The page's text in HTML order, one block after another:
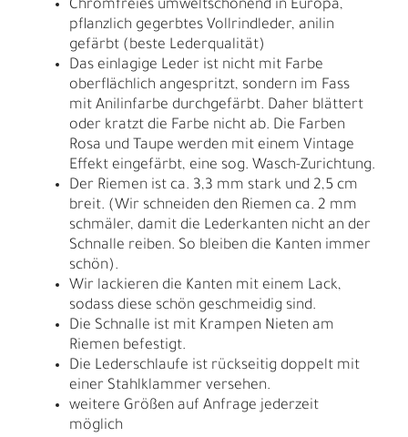
Chromfreies umweltschonend in Europa,
pflanzlich gegerbtes Vollrindleder, anilin
gefärbt (beste Lederqualität)
Das einlagige Leder ist nicht mit Farbe
oberflächlich angespritzt, sondern im Fass
mit Anilinfarbe durchgefärbt. Daher blättert
oder kratzt die Farbe nicht ab. Die Farben
Rosa und Taupe werden mit einem Vintage
Effekt eingefärbt, eine sog. Wasch-Zurichtung.
Der Riemen ist ca. 3,3 mm stark und 2,5 cm
breit. (Wir schneiden den Riemen ca. 2 mm
schmäler, damit die Lederkanten nicht an der
Schnalle reiben. So bleiben die Kanten immer
schön).
Wir lackieren die Kanten mit einem Lack,
sodass diese schön geschmeidig sind.
Die Schnalle ist mit Krampen Nieten am
Riemen befestigt.
Die Lederschlaufe ist rückseitig doppelt mit
einer Stahlklammer versehen.
weitere Größen auf Anfrage jederzeit
möglich